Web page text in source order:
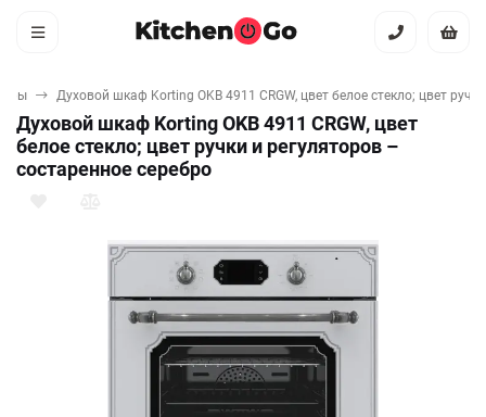
Духовой шкаф Korting OKB 4911 CRGW, цвет белое стекло; цвет
Духовой шкаф Korting OKB 4911 CRGW, цвет
белое стекло; цвет ручки и регуляторов –
состаренное серебро